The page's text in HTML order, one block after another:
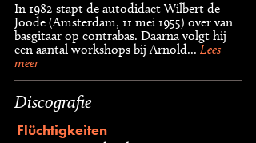
In 1982 stapt de autodidact Wilbert de
Joode (Amsterdam, 11 mei 1955) over van
basgitaar op contrabas. Daarna volgt hij
een aantal workshops bij Arnold... Lees
meer
Discografie
Flüchtigkeiten